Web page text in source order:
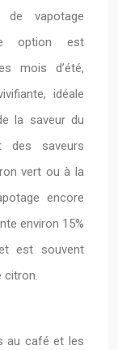
de vapotage
option est
mois d’été,
idéale
la saveur du
des saveurs
vert ou à la
encore
environ 15%
est souvent
citron.
au café et les